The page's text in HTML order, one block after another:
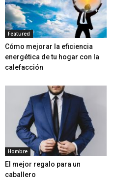
Featured
Cómo mejorar la eficiencia
energética de tu hogar con la
calefacción
Hombre
El mejor regalo para un
caballero